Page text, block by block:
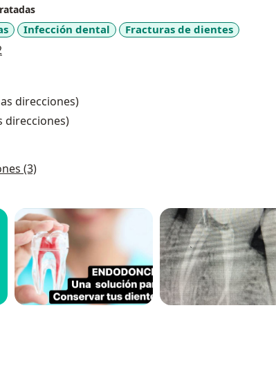
Infección dental
Fracturas de dientes
direcciones)
direcciones)
(3)